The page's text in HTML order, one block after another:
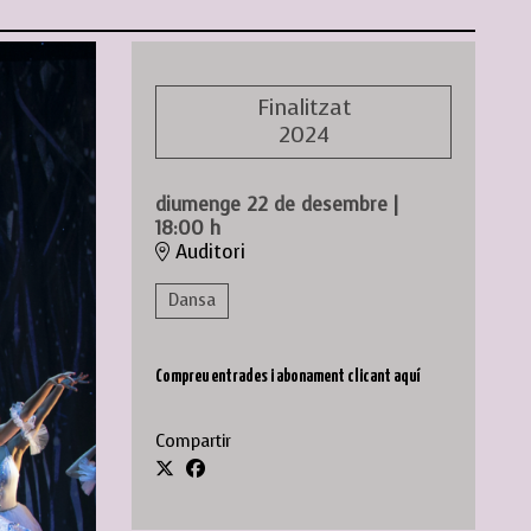
Finalitzat
2024
diumenge 22 de desembre |
18:00 h
Auditori
Dansa
Compreu entrades i abonament clicant aquí
Compartir